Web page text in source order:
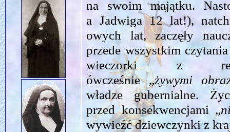
na swoim majątku.
a Jadwiga 12 lat!),
owych lat, zaczęły
przede wszystkim
wieczorki z
ówcześnie „żywymi
władze gubernialne.
przed konsekwencjami „
wywieźć dziewczynki z